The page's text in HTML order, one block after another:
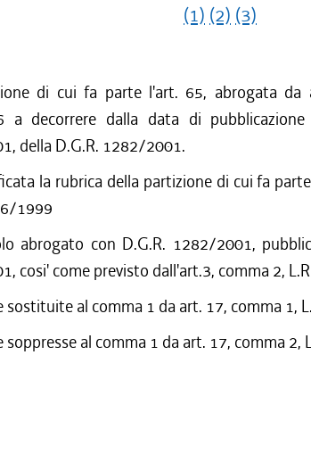
(1) (2) (3)
di cui fa parte l'art. 65, abrogata
a decorrere dalla data di
della D.G.R. 1282/2001.
la rubrica della partizione di cui fa
1999
abrogato con D.G.R. 1282/2001,
cosi' come previsto dall'art.3, comma 2,
sostituite al comma 1 da art. 17, comma 1,
soppresse al comma 1 da art. 17, comma 2,